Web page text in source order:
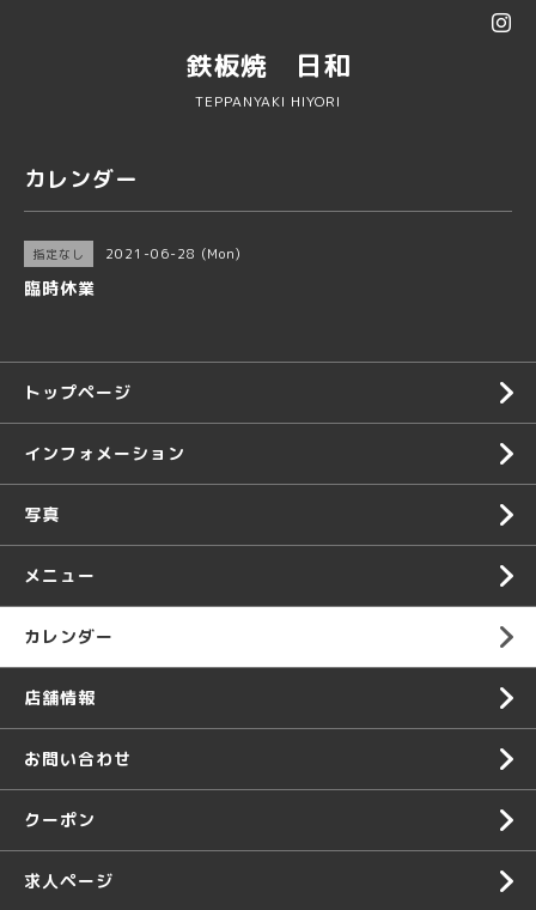
鉄板焼 日和
TEPPANYAKI HIYORI
カレンダー
指定なし 2021-06-28 (Mon)
臨時休業
トップページ
インフォメーション
写真
メニュー
カレンダー
店舗情報
お問い合わせ
クーポン
求人ページ